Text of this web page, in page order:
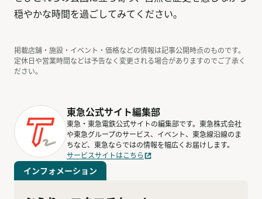
穏やかな時間を過ごしてみてください。
掲載店舗・施設・イベント・価格などの情報は記事公開時点のものです。
定休日や営業時間などは予告なく変更される場合がありますのでご了承く
ださい。
東急公式サイト編集部
東急・東急電鉄公式サイトの編集部です。東急株式会社
や東急グループのサービス、イベント、東急線沿線のま
ちなど、東急ならではの情報を幅広くお届けします。
サービスサイトはこちら
インフォメーション